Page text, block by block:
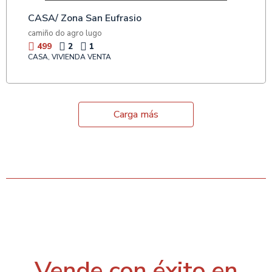
CASA/ Zona San Eufrasio
camiño do agro lugo
499 2 1
CASA, VIVIENDA VENTA
Carga más